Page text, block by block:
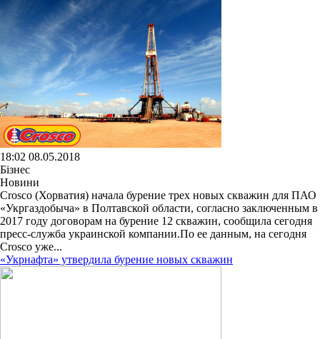
18:02 08.05.2018
Бізнес
Новини
Crosco (Хорватия) начала бурение трех новых скважин для ПАО
«Укргаздобыча» в Полтавской области, согласно заключенным в
2017 году договорам на бурение 12 скважин, сообщила сегодня
пресс-служба украинской компании.По ее данным, на сегодня
Crosco уже...
«Укрнафта» утвердила бурение новых скважин